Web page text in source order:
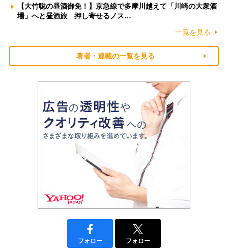
【大竹聡の昼酒御免！】京急線で多摩川越えて「川崎の大衆酒
場」へと昼酒旅 押し寄せるノス…
一覧を見る
著者・連載の一覧を見る
フォロー フォロー